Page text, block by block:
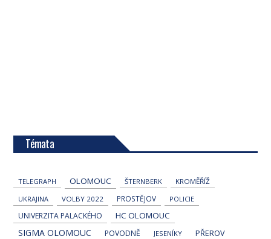
Témata
TELEGRAPH OLOMOUC ŠTERNBERK
KROMĚŘÍŽ
UKRAJINA
VOLBY 2022 PROSTĚJOV POLICIE
UNIVERZITA PALACKÉHO HC OLOMOUC
SIGMA OLOMOUC POVODNĚ JESENÍKY PŘEROV